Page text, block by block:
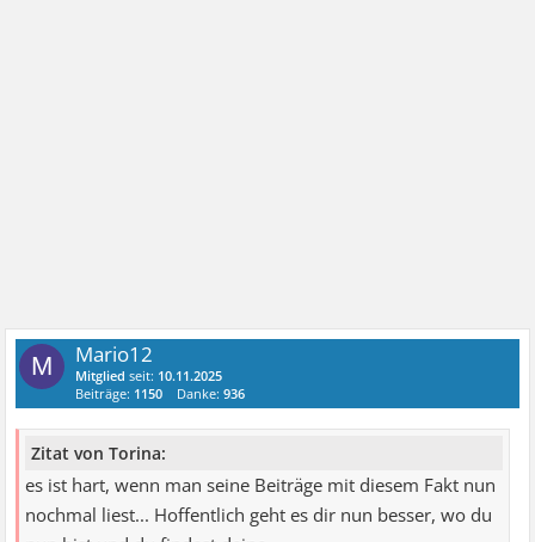
M Mario12
Mitglied seit: 10.11.2025
Beiträge: 1150 Danke:936
Zitat von Torina:
es ist hart, wenn man seine Beiträge mit diesem Fakt nun
nochmal liest... Hoffentlich geht es dir nun besser, wo du